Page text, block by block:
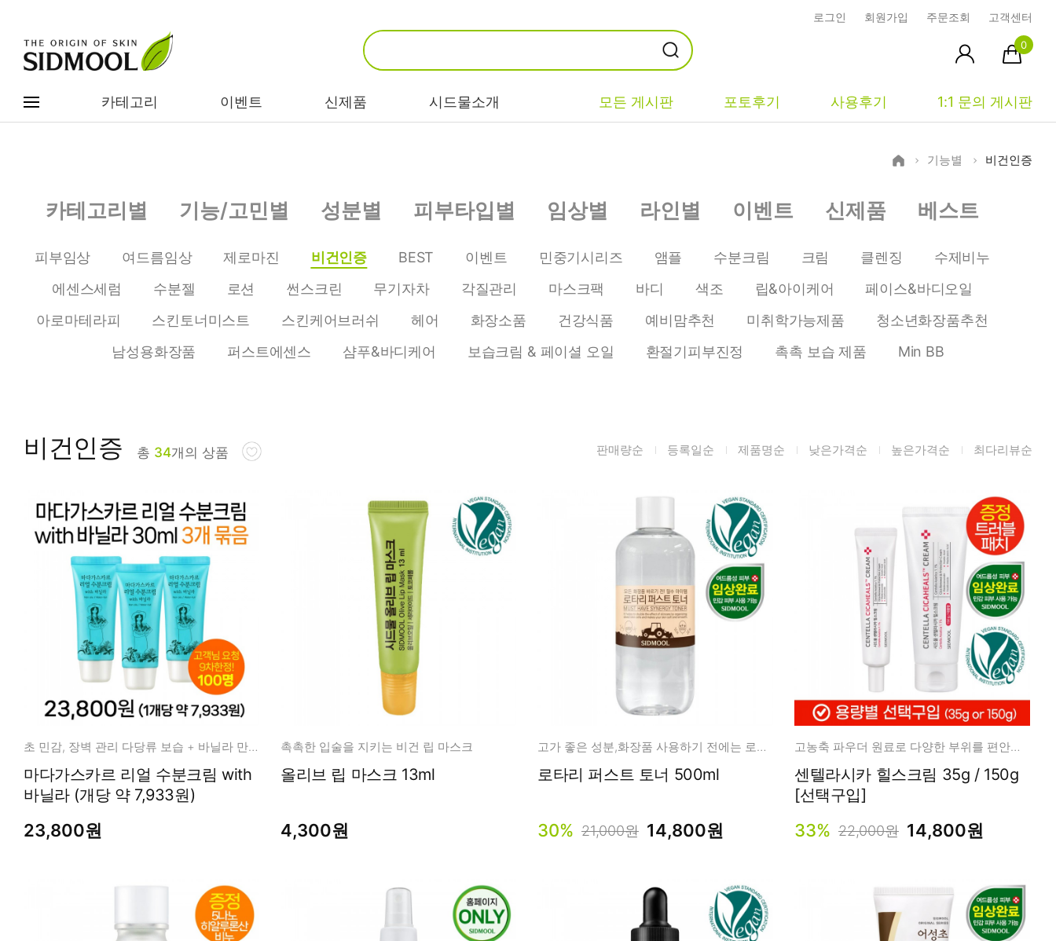
로그인 회원가입 주문조회 고객센터
0
카테고리 이벤트 신제품 시드물소개 모든 게시판 포토후기 사용후기 1:1 문의 게시판
카테고리별
성분별
베스트
이벤트
임상별
비누/클렌징
마스크/팩/필링
스킨/토너/미스
앰플/에센스/세
럼
바디/헤어/핸드/
메이크업
립/아이
건강식품
트러블/시카
민감/건조/속당
미백/화이트닝/
흔적
안티에이징/주
름/탄력
무기자차
레이저관리
탈모케어
EGF/FGF/IGF
콜라겐
히알루론산
병풀/센텔라
판테놀
아하/바하/파하/
달팽이
무오일
세라마이드
트라넥사믹
중성
지성
복합성
민감성
시사모
상품문의
시드물통신
전 어떻게 써요?
공지사항
포토사용 후기
시드물 매니아
장바구니
최근본상품
위시리스트
기능별 비건인증
카테고리별 기능/고민별 성분별 피부타입별 임상별 라인별 이벤트 신제품 베스트
피부임상 여드름임상 제로마진 비건인증 BEST 이벤트 민중기시리즈 앰플 수분크림 크림 클렌징
수제비누
에센스세럼
수분젤 로션 썬스크린 무기자차 각질관리 마스크팩 바디 색조 립&아이케어
페이스&바디오일
아로마테라피
스킨토너미스트 스킨케어브러쉬 헤어 화장소품 건강식품 예비맘추천 미취학가능제품
청소년화장품추천
남성용화장품
퍼스트에센스 샴푸&바디케어 보습크림 & 페이셜 오일 환절기피부진정 촉촉 보습 제품 Min BB
비건인증 총 34개의 상품 판매량순 등록일순 제품명순 낮은가격순 높은가격순 최다리뷰순
초 민감, 장벽 관리 다당류 보습 + 바닐라 만남
마다가스카르 리얼 수분크림 with
바닐라 (개당 약 7,933원)
23,800원
촉촉한 입술을 지키는 비건 립 마스크
올리브 립 마스크 13ml
4,300원
고가 좋은 성분,화장품 사용하기 전에는 로타리로! 파하 20,000ppm
로타리 퍼스트 토너 500ml
30% 21,000원 14,800원
고농축 파우더 원료로 다양한 부위를 편안하고 깨끗하게
센텔라시카 힐스크림 35g / 150g
[선택구입]
33% 22,000원 14,800원